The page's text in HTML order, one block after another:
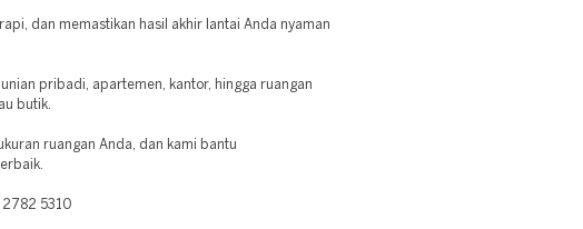
dan memastikan hasil akhir lantai Anda nyaman
pribadi, apartemen, kantor, hingga ruangan
butik.
ruangan Anda, dan kami bantu
2782 5310